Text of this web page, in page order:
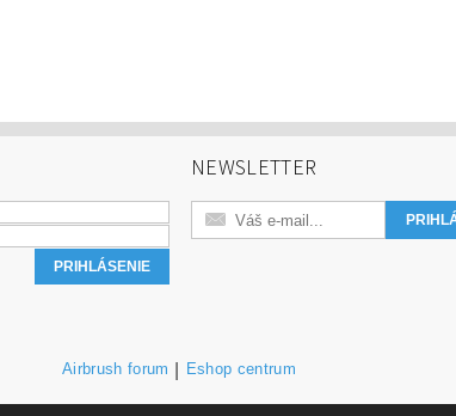
NEWSLETTER
Airbrush forum Eshop centrum